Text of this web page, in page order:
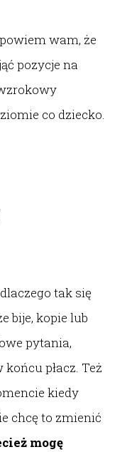
wam, że
pozycje na
co dziecko.
tak się
bije, kopie lub
pytania,
płacz. Też
kiedy
chcę to zmienić
mogę